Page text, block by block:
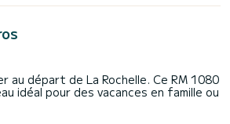
au départ de La Rochelle. Ce RM 1080
idéal pour des vacances en famille ou